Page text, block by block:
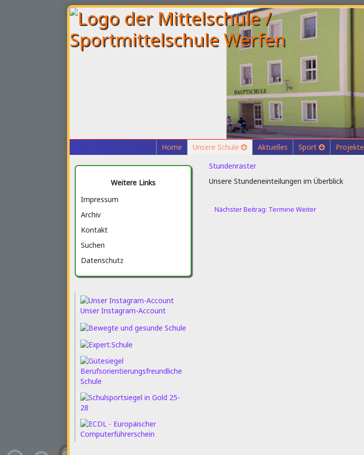
Home Unsere Schule Aktuelles Sport Projekte
Stundenraster
Unsere Stundeneinteilungen im Überblick
Nächster Beitrag: Termine Weiter
Weitere Links
Impressum
Archiv
Kontakt
Suchen
Datenschutz
Unser Instagram-Account